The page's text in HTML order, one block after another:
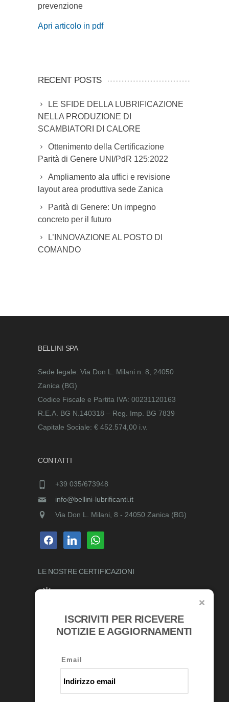
prevenzione
Apri articolo in pdf
RECENT POSTS
LE SFIDE DELLA LUBRIFICAZIONE
NELLA PRODUZIONE DI
SCAMBIATORI DI CALORE
Ottenimento della Certificazione
Parità di Genere UNI/PdR 125:2022
Ampliamento ala uffici e revisione
layout area produttiva sede Zanica
Parità di Genere: Un impegno
concreto per il futuro
L’INNOVAZIONE AL POSTO DI
COMANDO
BELLINI SPA
Sede legale: Via Don L. Milani n. 8, 24050
Zanica (BG)
Codice Fiscale e Partita IVA: 00231120163
R.E.A. BG N.140318 – Reg. Imp. BG 7839
Capitale Sociale: € 452.574,00 i.v.
CONTATTI
+39 035/673948
info@bellini-lubrificanti.it
Via Don L. Milani, 8 - 24050 Zanica (BG)
facebooklinkedin whatsapp
LE NOSTRECERTIFICAZIONI
RICONOSCIMENTI
ISCRIVITI PER RICEVERE
NOTIZIE E AGGIORNAMENTI
Email